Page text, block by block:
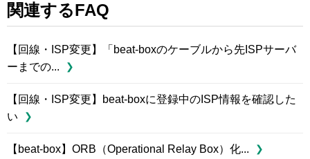
関連するFAQ
【回線・ISP変更】「beat-boxのケーブルから先ISPサーバ
ーまでの...
【回線・ISP変更】beat-boxに登録中のISP情報を確認した
い
【beat-box】ORB（Operational Relay Box）化...